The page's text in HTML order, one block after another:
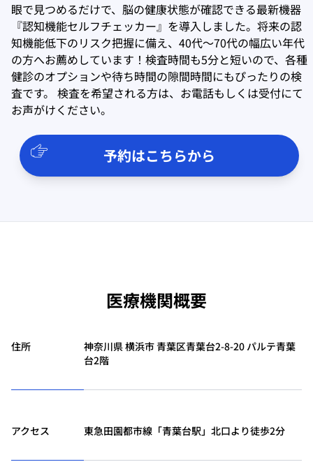
眼で見つめるだけで、脳の健康状態が確認できる最新機器
『認知機能セルフチェッカー』を導入しました。将来の認
知機能低下のリスク把握に備え、40代〜70代の幅広い年代
の方へお薦めしています！検査時間も5分と短いので、各種
健診のオプションや待ち時間の隙間時間にもぴったりの検
査です。 検査を希望される方は、お電話もしくは受付にて
お声がけください。
予約はこちらから
医療機関概要
住所
神奈川県 横浜市 青葉区青葉台2-8-20 パルテ青葉
台2階
アクセス 東急田園都市線「青葉台駅」北口より徒歩2分